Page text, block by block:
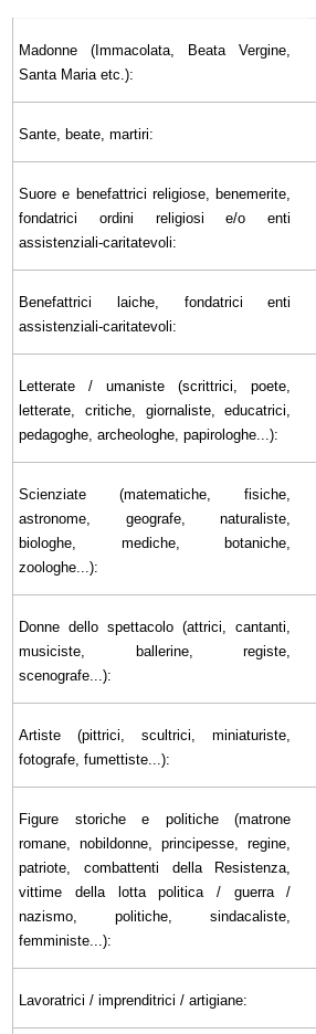
Madonne (Immacolata, Beata Vergine,
Santa Maria etc.):
Sante, beate, martiri:
Suore e benefattrici religiose, benemerite,
fondatrici ordini religiosi e/o enti
assistenziali-caritatevoli:
Benefattrici laiche, fondatrici enti
assistenziali-caritatevoli:
Letterate / umaniste (scrittrici, poete,
letterate, critiche, giornaliste, educatrici,
pedagoghe, archeologhe, papirologhe...):
Scienziate (matematiche, fisiche,
astronome, geografe, naturaliste,
biologhe, mediche, botaniche,
zoologhe...):
Donne dello spettacolo (attrici, cantanti,
musiciste, ballerine, registe,
scenografe...):
Artiste (pittrici, scultrici, miniaturiste,
fotografe, fumettiste...):
Figure storiche e politiche (matrone
romane, nobildonne, principesse, regine,
patriote, combattenti della Resistenza,
vittime della lotta politica / guerra /
nazismo, politiche, sindacaliste,
femministe...):
Lavoratrici / imprenditrici / artigiane: